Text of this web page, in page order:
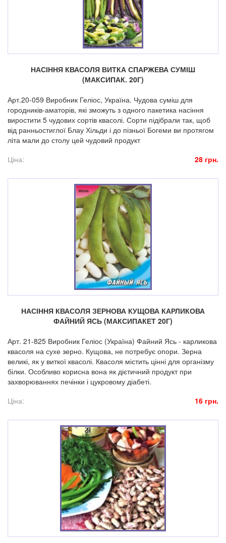
НАСІННЯ КВАСОЛЯ ВИТКА СПАРЖЕВА СУМІШ
(МАКСИПАК. 20Г)
Арт.20-059 Виробник Геліос, Україна. Чудова суміш для
городників-аматорів, які зможуть з одного пакетика насіння
виростити 5 чудових сортів квасолі. Сорти підібрали так, щоб
від ранньостиглої Блау Хільди і до пізньої Богеми ви протягом
літа мали до столу цей чудовий продукт
Ціна:
28 грн.
НАСІННЯ КВАСОЛЯ ЗЕРНОВА КУЩОВА КАРЛИКОВА
ФАЙНИЙ ЯСЬ (МАКСИПАКЕТ 20Г)
Арт. 21-825 Виробник Геліос (Україна) Файний Ясь - карликова
квасоля на сухе зерно. Кущова, не потребує опори. Зерна
великі, як у виткої квасолі. Квасоля містить цінні для організму
білки. Особливо корисна вона як дієтичний продукт при
захворюваннях печінки і цукровому діабеті.
Ціна:
16 грн.